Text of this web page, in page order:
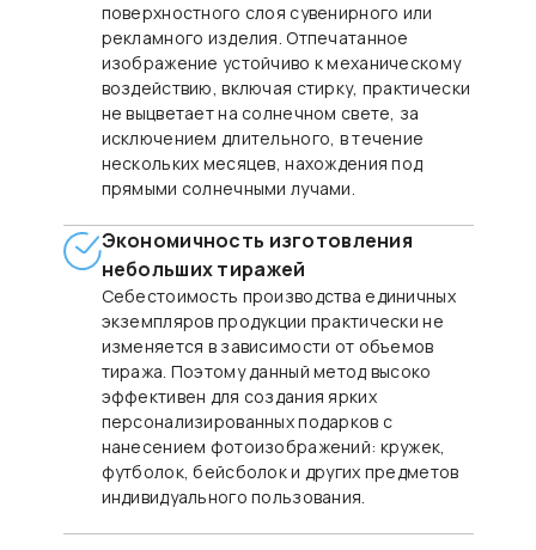
поверхностного слоя сувенирного или
рекламного изделия. Отпечатанное
изображение устойчиво к механическому
воздействию, включая стирку, практически
не выцветает на солнечном свете, за
исключением длительного, в течение
нескольких месяцев, нахождения под
прямыми солнечными лучами.
Экономичность изготовления
небольших тиражей
Себестоимость производства единичных
экземпляров продукции практически не
изменяется в зависимости от объемов
тиража. Поэтому данный метод высоко
эффективен для создания ярких
персонализированных подарков с
нанесением фотоизображений: кружек,
футболок, бейсболок и других предметов
индивидуального пользования.